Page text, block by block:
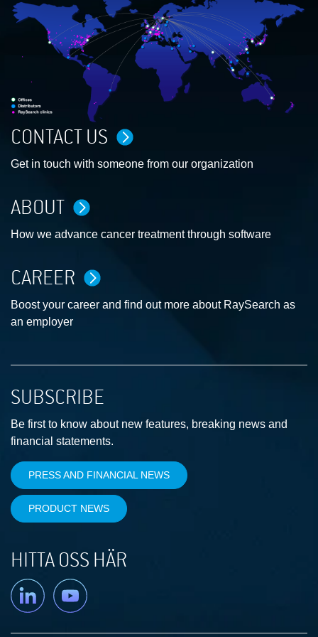
CONTACT US
Get in touch with someone from our organization
ABOUT
How we advance cancer treatment through software
CAREER
Boost your career and find out more about RaySearch as
an employer
SUBSCRIBE
Be first to know about new features, breaking news and
financial statements.
PRESS AND FINANCIAL NEWS
PRODUCT NEWS
HITTA OSS HÄR
Linkedin YouTube